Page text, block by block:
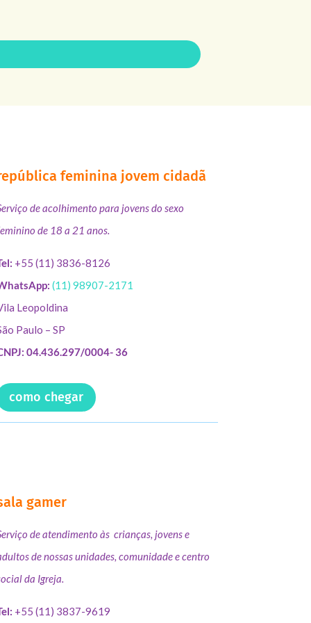
feminina jovem cidadã
de acolhimento para jovens do sexo
de 18 a 21 anos.
+55 (11) 3836-8126
(11) 98907-2171
Leopoldina
Paulo – SP
04.436.297/0004- 36
como chegar
gamer
de atendimento às crianças, jovens e
de nossas unidades, comunidade e centro
da Igreja.
+55 (11) 3837-9619